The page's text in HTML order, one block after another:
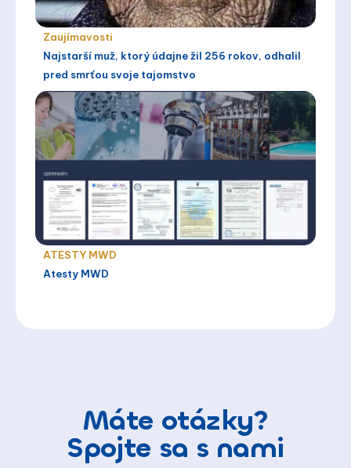
Zaujímavosti
Najstarší muž, ktorý údajne žil 256 rokov, odhalil
pred smrťou svoje tajomstvo
ATESTY MWD
Atesty MWD
Máte otázky?
Spojte sa s nami